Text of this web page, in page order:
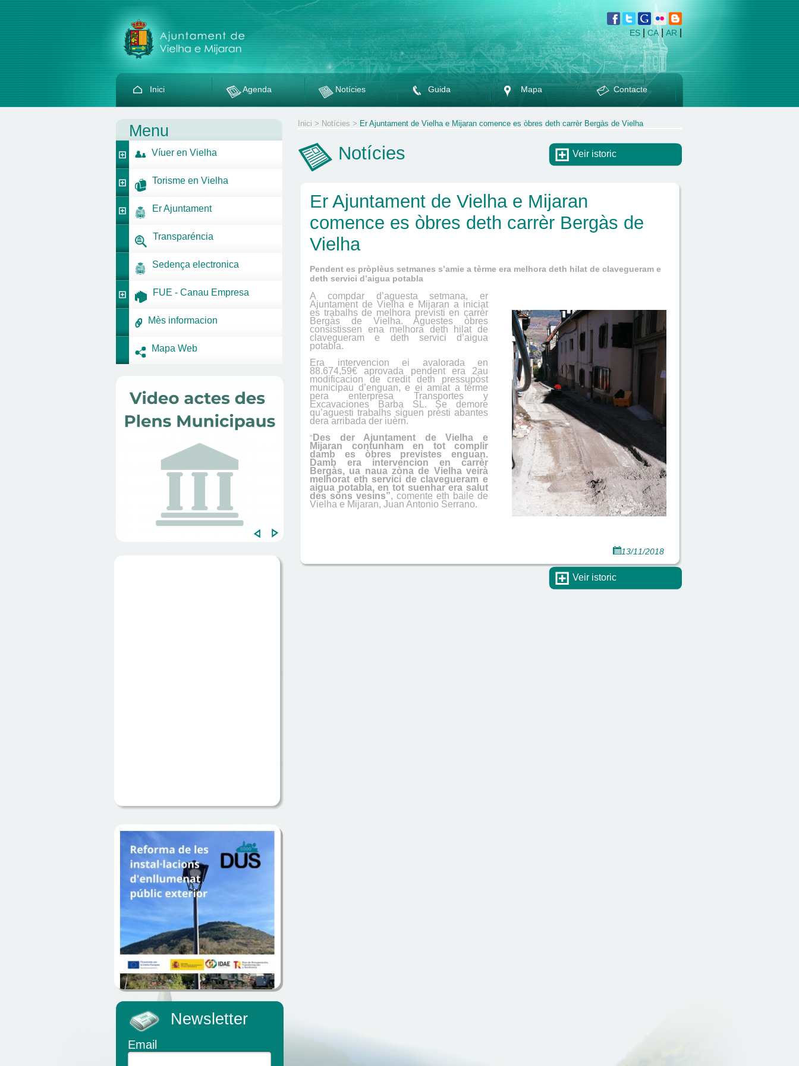
ES CA | AR
Inici Agenda Notícies Guida Mapa Contacte
Menu
Víuer en Vielha
Torisme en Vielha
Er Ajuntament
Transparéncia
Sedença electronica
FUE - Canau Empresa
Mès informacion
Mapa Web
Newsletter
Email
Inici > Notícies > Er Ajuntament de Vielha e Mijaran comence es òbres deth carrèr Bergàs de Vielha
Notícies Veir istoric
Er Ajuntament de Vielha e Mijaran
comence es òbres deth carrèr Bergàs de
Vielha
Pendent es pròplèus setmanes s’amie a tèrme era melhora deth hilat de clavegueram e
deth servici d’aigua potabla
A compdar d’aguesta setmana, er
Ajuntament de Vielha e Mijaran a iniciat
es trabalhs de melhora previsti en carrèr
Bergàs de Vielha. Aguestes òbres
consistissen ena melhora deth hilat de
clavegueram e deth servici d’aigua
potabla.
Era intervencion ei avalorada en
88.674,59€ aprovada pendent era 2au
modificacion de credit deth pressupòst
municipau d’enguan, e ei amiat a tèrme
pera enterpresa Transportes y
Excavaciones Barba SL. Se demore
qu’aguesti trabalhs siguen prèsti abantes
dera arribada der iuèrn.
“ Des der Ajuntament de Vielha e
Mijaran contunham en tot complir
damb es òbres previstes enguan.
Damb era intervencion en carrèr
Bergàs, ua naua zòna de Vielha veirà
melhorat eth servici de clavegueram e
aigua potabla, en tot suenhar era salut
des sòns vesins”, comente eth baile de
Vielha e Mijaran, Juan Antonio Serrano.
13/11/2018
Veir istoric